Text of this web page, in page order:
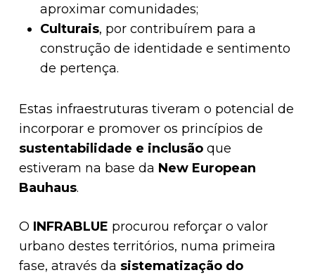
aproximar comunidades;
Culturais, por contribuírem para a
construção de identidade e sentimento
de pertença.
Estas infraestruturas tiveram o potencial de
incorporar e promover os princípios de
sustentabilidade e inclusãoque
estiveram na base da New European
Bauhaus.
O INFRABLUE procurou reforçar o valor
urbano destes territórios, numa primeira
fase, através da sistematização do